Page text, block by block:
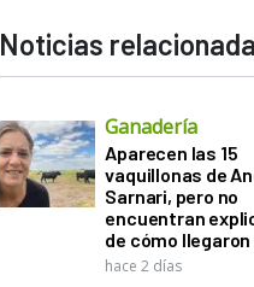
Noticias
Ganadería
Aparecen las 15
vaquillonas de
Sarnari, pero no
encuentran
de cómo llegaron
hace 2 días